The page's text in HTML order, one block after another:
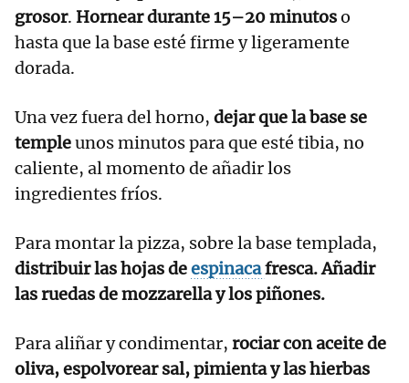
grosor. Hornear durante 15–20 minutoso
hasta que la base esté firme y ligeramente
dorada.
Una vez fuera del horno, dejar que la base se
templeunos minutos para que esté tibia, no
caliente, al momento de añadir los
ingredientes fríos.
Para montar la pizza, sobre la base templada,
distribuir las hojas deespinacafresca. Añadir
las ruedas de mozzarella y los piñones.
Para aliñar y condimentar, rociar con aceite de
oliva, espolvorear sal, pimienta y las hierbas